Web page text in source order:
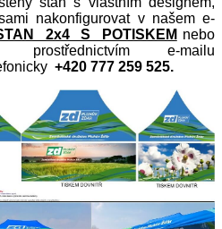
nakonfigurovat v našem e-
2x4 S POTISKEM nebo
e-mailu
+420 777 259 525.